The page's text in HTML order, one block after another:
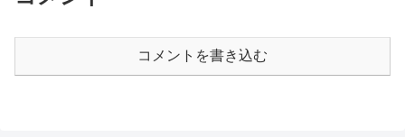
コメントを書き込む